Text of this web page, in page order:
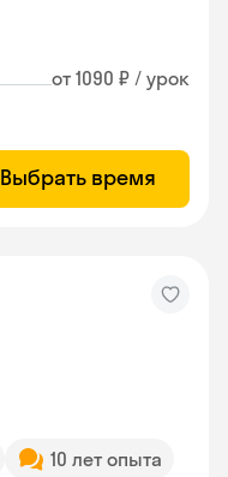
от 1090 ₽ / урок
Выбрать время
10 лет опыта